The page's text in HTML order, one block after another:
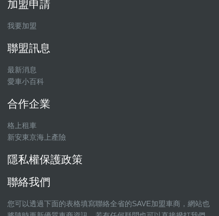
加盟申請
我要加盟
聯盟訊息
最新消息
愛車小百科
合作企業
格上租車
新安東京海上產險
隱私權保護政策
聯絡我們
您可以透過下面的表格填寫聯絡全省的SAVE加盟車商，網站也